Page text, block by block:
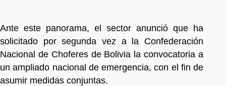
Ante este panorama, el sector anunció que ha
solicitado por segunda vez a la Confederación
Nacional de Choferes de Bolivia la convocatoria a
un ampliado nacional de emergencia, con el fin de
asumir medidas conjuntas.